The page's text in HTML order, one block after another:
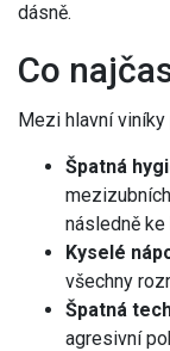
dásně.
Co
Mezi hlavní viníky
Špatná
následně ke
Kyselé
všechny
Špatná
agresivní